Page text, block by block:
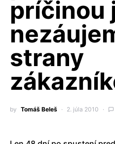
príčinou
strany
by Tomáš Beleš 2. júla 2010